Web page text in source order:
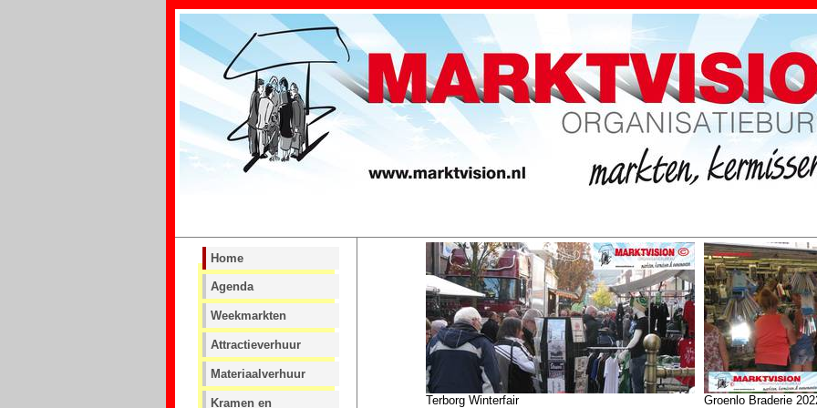
Terborg Winterfair Groenlo Braderie
Home
Agenda
Weekmarkten
Attractieverhuur
Materiaalverhuur
Kramen en